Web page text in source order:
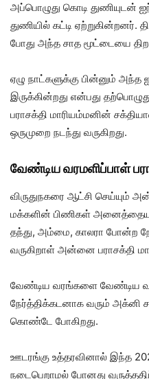
அப்பொழுது கொடி துணியுடன்
துணியில் கட்டி ஏற்றுகின்றனர்.
போது அந்த சாத மூட்டையை
ஏழு நாட்களுக்கு பின்னும்
இருக்கின்றது என்பது
பராசக்தி மாரியம்மனின்
ஒருமுறை நடந்து வருகிறது.
வேண்டிய வரமளிப்பாள்
விருதுநகரை ஆட்சி செய்யும்
மக்களின் பிணிகள்
தந்து, அம்மை, காலரா போன்ற
வருகிறாள் அன்னை பராசக்தி
வேண்டிய வரங்களை வேண்டிய
நேர்த்திக்கடனாக வரும் அக்னி
கொண்டே போகிறது.
ஊடரங்கு உத்தரவினால் இந்த
நடைபெறாமல் போனது